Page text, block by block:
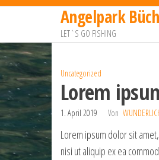
Zum
springen
Angelpark
LET`S GO FISHING
Uncategorized
Lorem
1. April 2019 Von
Lorem ipsum dolor sit
nisi ut aliquip ex ea